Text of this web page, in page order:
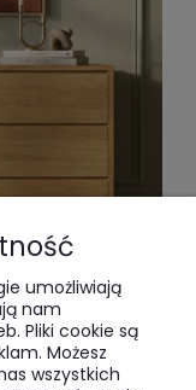
z litego drewna
umożliwiają
nam
Pliki cookie są
Możesz
wszystkich